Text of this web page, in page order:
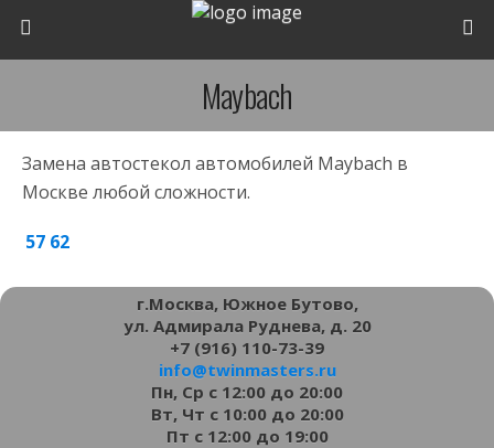
Maybach
Замена автостекол автомобилей Maybach в
Москве любой сложности.
57 62
г.Москва, Южное Бутово,
ул. Адмирала Руднева, д. 20
+7 (916) 110-73-39
info@twinmasters.ru
Пн, Ср с 12:00 до 20:00
Вт, Чт с 10:00 до 20:00
Пт с 12:00 до 19:00